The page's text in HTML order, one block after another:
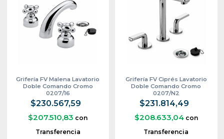
Grifería FV Malena Lavatorio
Doble Comando Cromo
0207/16
$230.567,59
$207.510,83 con
Transferencia
Grifería FV Ciprés Lavatorio
Doble Comando Cromo
0207/N2
$231.814,49
$208.633,04 con
Transferencia